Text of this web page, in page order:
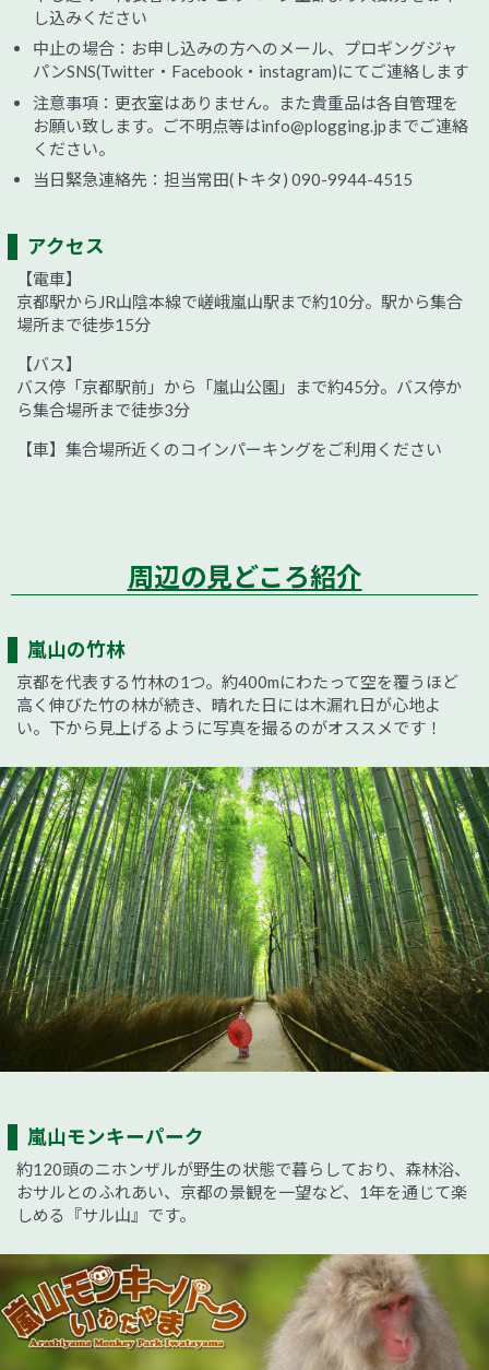
し込みください
中止の場合：お申し込みの方へのメール、プロギングジャ
パンSNS(Twitter・Facebook・instagram)にてご連絡します
注意事項：更衣室はありません。また貴重品は各自管理を
お願い致します。ご不明点等はinfo@plogging.jpまでご連絡
ください。
当日緊急連絡先：担当常田(トキタ) 090-9944-4515
アクセス
【電車】
京都駅からJR山陰本線で嵯峨嵐山駅まで約10分。駅から集合
場所まで徒歩15分
【バス】
バス停「京都駅前」から「嵐山公園」まで約45分。バス停か
ら集合場所まで徒歩3分
【車】集合場所近くのコインパーキングをご利用ください
周辺の見どころ紹介
嵐山の竹林
京都を代表する竹林の1つ。約400mにわたって空を覆うほど
高く伸びた竹の林が続き、晴れた日には木漏れ日が心地よ
い。下から見上げるように写真を撮るのがオススメです！
嵐山モンキーパーク
約120頭のニホンザルが野生の状態で暮らしており、森林浴、
おサルとのふれあい、京都の景観を一望など、1年を通じて楽
しめる『サル山』です。